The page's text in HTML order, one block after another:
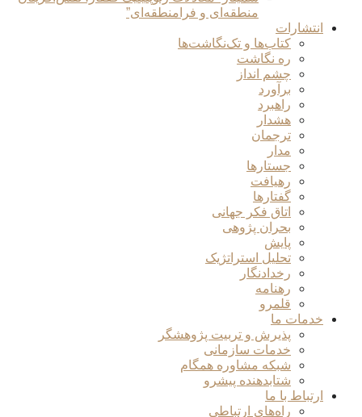
منطقه‌ای و فرامنطقه‌ای”
انتشارات
کتاب‌ها و تک‌نگاشت‌ها
ره نگاشت
چشم انداز
برآورد
راهبرد
هشدار
ترجمان
مدار
جستارها
رهیافت
گفتارها
اتاق فکر جهانی
بحران پژوهی
پایش
تحلیل استراتژیک
رخدادنگار
رهنامه
قلمرو
خدمات ما
پذیرش و تربیت پژوهشگر
خدمات سازمانی
شبکه مشاوره همگام
شتابدهنده پیشرو
ارتباط با ما
راه‌های ارتباطی